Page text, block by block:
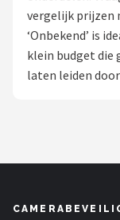
Shop
Eufy
vergelijk prijzen
‘Onbekend’ is
klein budget die
laten leiden